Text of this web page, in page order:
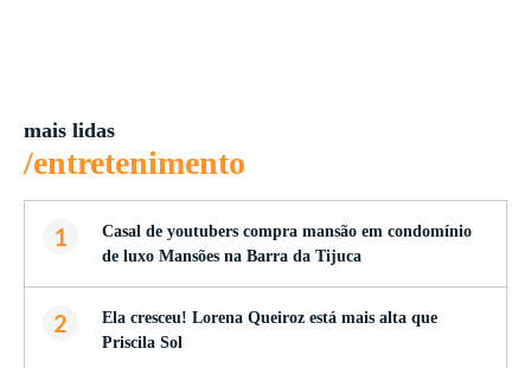
mais lidas
/entretenimento
1
Casal de youtubers compra mansão em condomínio
de luxo Mansões na Barra da Tijuca
2
Ela cresceu! Lorena Queiroz está mais alta que
Priscila Sol